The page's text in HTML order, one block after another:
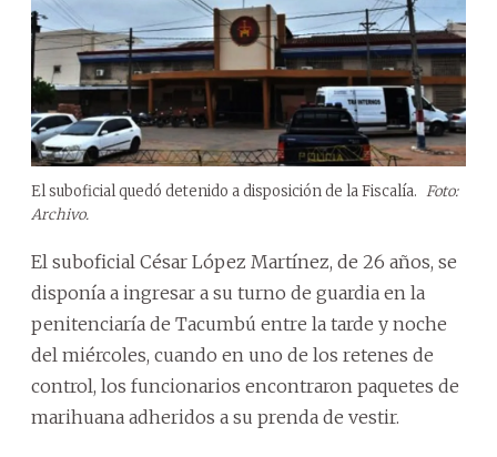
El suboficial quedó detenido a disposición de la Fiscalía. Foto:
Archivo.
El suboficial César López Martínez, de 26 años, se
disponía a ingresar a su turno de guardia en la
penitenciaría de Tacumbú entre la tarde y noche
del miércoles, cuando en uno de los retenes de
control, los funcionarios encontraron paquetes de
marihuana adheridos a su prenda de vestir.